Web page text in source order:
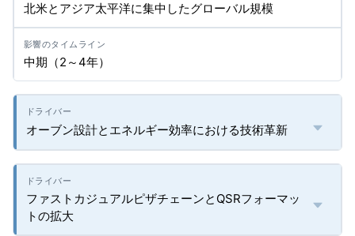
北米とアジア太平洋に集中したグローバル規模
中期（2～4年）
オーブン設計とエネルギー効率における技術革新
ファストカジュアルピザチェーンとQSRフォーマッ
トの拡大